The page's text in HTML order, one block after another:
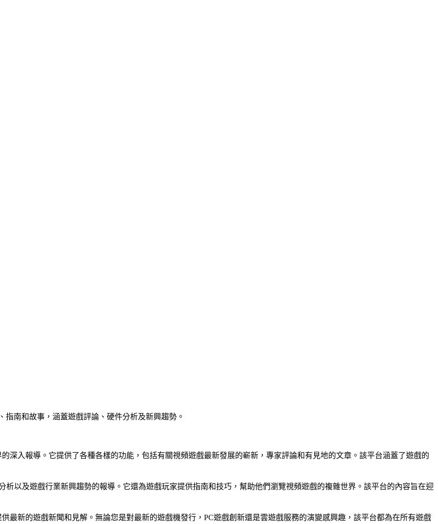
指南和故事，涵蓋遊戲評論、硬件分析及新興趨勢。
的深入報導。它提供了各種各樣的功能，包括有關視頻遊戲最新發展的嶄新，專家評論和有見地的文章。該平台涵蓋了遊戲的
析以及遊戲行業新興趨勢的報導。它還為遊戲玩家提供指南和技巧，幫助他們瀏覽視頻遊戲的複雜世界。該平台的內容旨在迎
最新的遊戲新聞和見解。無論您是對最新的遊戲機發行，PC遊戲創新還是雲遊戲服務的演變感興趣，該平台都為在所有遊戲